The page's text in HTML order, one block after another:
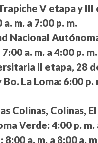
V etapa y III
a. m. a 7:00 p. m.
Nacional
7:00 a. m. a 4:00 p. m.
II etapa, 28
Bo. La Loma: 6:00 p.
Colinas, Colinas,
Verde: 4:00 p. m.
8:00 a. m. a 8:00 a.